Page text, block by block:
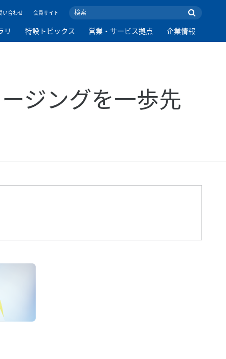
い合わせ 会員サイト
リ 特設トピックス 営業・サービス拠点 企業情報
ジングを一歩先